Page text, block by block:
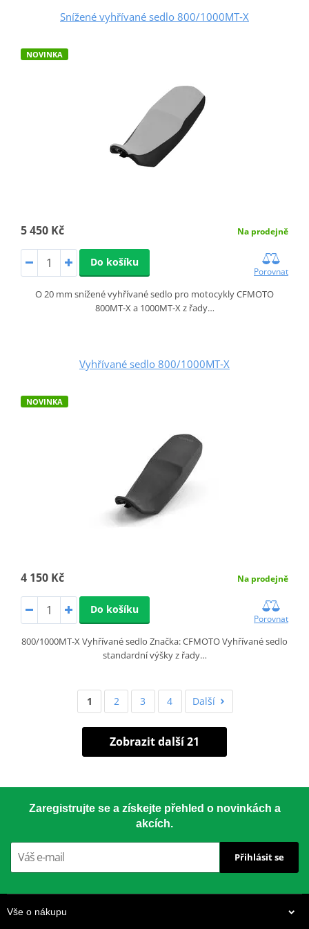
Snížené vyhřívané sedlo 800/1000MT‑X
NOVINKA
5 450 Kč Na prodejně
Do košíku
Porovnat
O 20 mm snížené vyhřívané sedlo pro motocykly CFMOTO
800MT‑X a 1000MT‑X z řady…
Vyhřívané sedlo 800/1000MT‑X
NOVINKA
4 150 Kč Na prodejně
Do košíku
Porovnat
800/1000MT‑X Vyhřívané sedlo Značka: CFMOTO Vyhřívané sedlo
standardní výšky z řady…
1 2 3 4 Další
Zobrazit další 21
Zaregistrujte se a získejte přehled o novinkách a
akcích.
Přihlásit se
Vše o nákupu